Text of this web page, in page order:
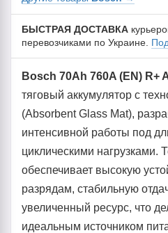
БЫСТРАЯ ДОСТАВКА
перевозчиками по Украине.
Bosch 70Ah 760A (EN) R+
тяговый аккумулятор с
(Absorbent Glass Mat),
интенсивной работы под
циклическими нагрузками.
обеспечивает высокую
разрядам, стабильную
увеличенный ресурс, что
идеальным источником